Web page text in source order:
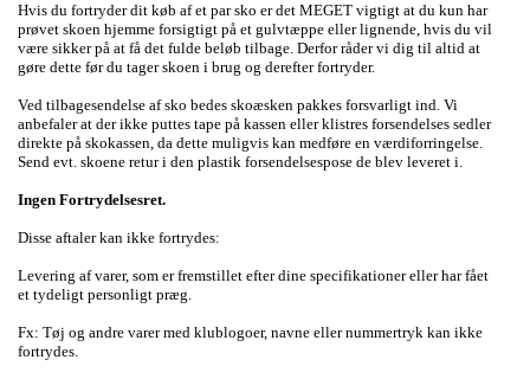
Hvis du fortryder dit køb af et par sko er det MEGET vigtigt at du kun har
prøvet skoen hjemme forsigtigt på et gulvtæppe eller lignende, hvis du vil
være sikker på at få det fulde beløb tilbage. Derfor råder vi dig til altid at
gøre dette før du tager skoen i brug og derefter fortryder.
Ved tilbagesendelse af sko bedes skoæsken pakkes forsvarligt ind. Vi
anbefaler at der ikke puttes tape på kassen eller klistres forsendelses sedler
direkte på skokassen, da dette muligvis kan medføre en værdiforringelse.
Send evt. skoene retur i den plastik forsendelsespose de blev leveret i.
Ingen Fortrydelsesret.
Disse aftaler kan ikke fortrydes:
Levering af varer, som er fremstillet efter dine specifikationer eller har fået
et tydeligt personligt præg.
Fx: Tøj og andre varer med klublogoer, navne eller nummertryk kan ikke
fortrydes.